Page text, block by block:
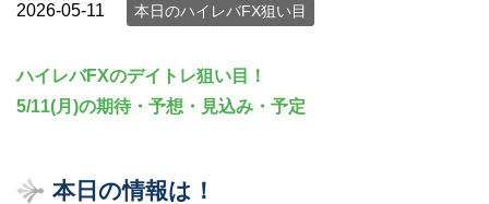
2026-05-11 本日のハイレバFX狙い目
ハイレバFXのデイトレ狙い目！
5/11(月)の期待・予想・見込み・予定
本日の情報は！